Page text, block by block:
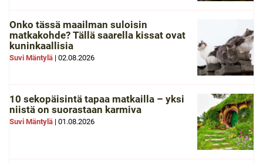
Onko tässä maailman suloisin
matkakohde? Tällä saarella kissat ovat
kuninkaallisia
Suvi Mäntylä | 02.08.2026
10 sekopäisintä tapaa matkailla – yksi
niistä on suorastaan karmiva
Suvi Mäntylä | 01.08.2026